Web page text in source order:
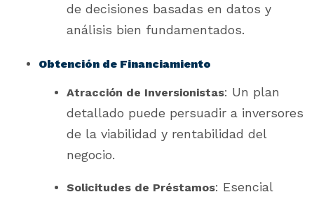
de decisiones basadas en datos y
análisis bien fundamentados.
Obtención de Financiamiento
Atracción de Inversionistas: Un plan
detallado puede persuadir a inversores
de la viabilidad y rentabilidad del
negocio.
Solicitudes de Préstamos: Esencial